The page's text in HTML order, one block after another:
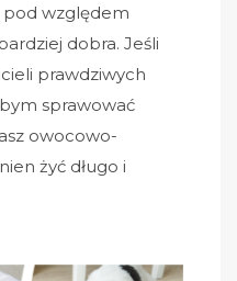
względem
dobra. Jeśli
prawdziwych
sprawować
owocowo-
żyć długo i